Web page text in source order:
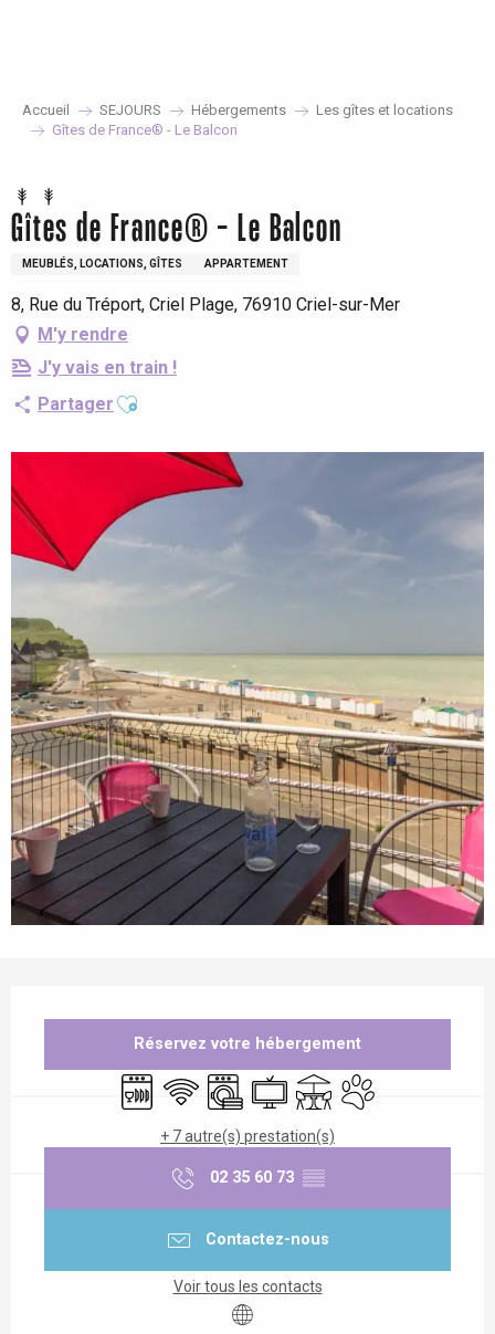
Accueil SEJOURS Hébergements
Les gîtes et locations
Gîtes de France® - Le Balcon
Gîtes de France® - Le Balcon
MEUBLÉS, LOCATIONS, GÎTES APPARTEMENT
8, Rue du Tréport, Criel Plage, 76910 Criel-sur-Mer
M'y rendre
J'y vais en train !
Partager Ajouter aux favoris
Réservez votre hébergement
Lave vaisselle
WiFi Lave lingeTélévisionTerrasseAnimaux acceptés
+ 7 autre(s) prestation(s)
02 35 60 73 ▒▒
Contactez-nous
Voir tous les contacts